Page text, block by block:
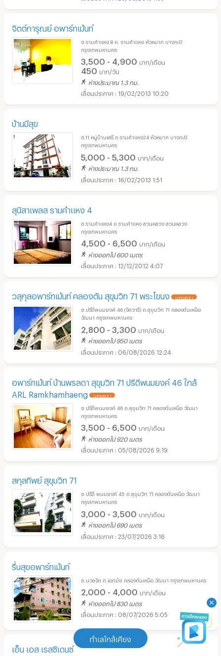
ทำเลใกล้เคียง
จิตต์การุณย์ อพาร์ทเม้นท์
ซ.รามคำแหง 8 ถ. รามคำแหง หัวหมาก บางกะปิ
กรุงเทพมหานคร
3,500 - 4,900 บาท/เดือน
450 บาท/วัน
ห่างประมาณ 1.3 กม.
19/02/2013 10:20
บ้านมีสุข
ซ.11 หมู่บ้านเสรี ถ.รามคำแหง24 หัวหมาก บางกะปิ
กรุงเทพมหานคร
5,000 - 5,300 บาท/เดือน
ห่างประมาณ 1.3 กม.
16/02/2013 1:51
สุนิสาเพลส รามคำแหง 4
ซ.รามคำแหง4 ถ.รามคำแหง สวนหลวง สวนหลวง
กรุงเทพมหานคร
4,500 - 6,500 บาท/เดือน
ห่างออกไป 600 เมตร
12/12/2012 4:07
วสุกุลอพาร์ทเม้นท์ คลองตัน สุขุมวิท 71 พระโขนง UPDATE !
ซ.ปรีดีพนมยงค์ 46 (จิตวารี) ถ.สุขุมวิท 71 คลองตันเหนือ
วัฒนา กรุงเทพมหานคร
2,800 - 3,300 บาท/เดือน
ห่างออกไป 950 เมตร
06/08/2026 12:24
อพาร์ทเม้นท์ บ้านพรลดา สุขุมวิท 71 ปรีดีพนมยงค์ 46 ใกล้
ARL Ramkhamhaeng
UPDATE !
ซ.ปรีดีพนมยงค์ 46 ถ.สุขุมวิท 71 คลองตันเหนือ วัฒนา
กรุงเทพมหานคร
3,500 - 6,500 บาท/เดือน
ห่างออกไป 920 เมตร
05/08/2026 9:19
สกุลทิพย์ สุขุมวิท 71
ซ.ปรีดี พนมยงค์ 45 ถ.สุขุมวิท 71 คลองตันเหนือ วัฒนา
กรุงเทพมหานคร
3,000 - 3,500 บาท/เดือน
ห่างออกไป 690 เมตร
23/07/2026 3:16
รื่นสุขอพาร์ทเม้นท์
ซ.นวลจิต ถ.เอกมัย คลองตันเหนือ วัฒนา กรุงเทพมหานคร
2,000 - 4,000 บาท/เดือน
ห่างออกไป 830 เมตร
08/07/2026 5:05
เอ็น เอส เรสซิเดนซ์